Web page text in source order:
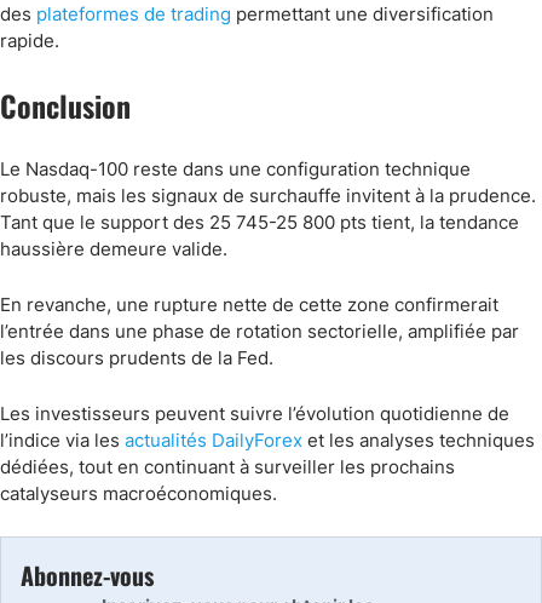
des plateformes de trading permettant une diversification
rapide.
Conclusion
Le Nasdaq-100 reste dans une configuration technique
robuste, mais les signaux de surchauffe invitent à la prudence.
Tant que le support des 25 745-25 800 pts tient, la tendance
haussière demeure valide.
En revanche, une rupture nette de cette zone confirmerait
l’entrée dans une phase de rotation sectorielle, amplifiée par
les discours prudents de la Fed.
Les investisseurs peuvent suivre l’évolution quotidienne de
l’indice via les actualités DailyForex et les analyses techniques
dédiées, tout en continuant à surveiller les prochains
catalyseurs macroéconomiques.
Abonnez-vous